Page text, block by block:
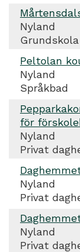
Nyland
Peltolan
Nyland
Språkbad
för
Nyland
Privat
Nyland
Privat
Nyland
Privat